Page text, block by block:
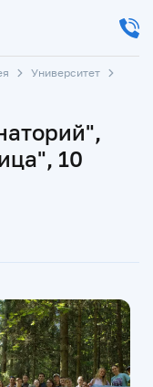
Университет
10